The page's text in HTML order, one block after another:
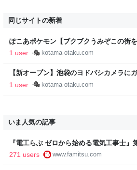
同じサイトの新着
ぽこあポケモン【ブクブクうみぞこの街
買って損無し！ - ごりらパパはサブカルが
1 user kotama-otaku.com
【新オープン】池袋のヨドバシカメラに
ごりらパパはサブカルがお好き
1 user kotama-otaku.com
いま人気の記事
『電工らぶ ゼロから始める電気工事士
インと勉強。青春しながら“過去問1000
271 users www.famitsu.com